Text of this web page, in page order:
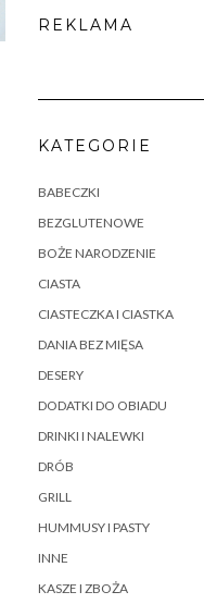
REKLAMA
KATEGORIE
BABECZKI
BEZGLUTENOWE
BOŻE NARODZENIE
CIASTA
CIASTECZKA I CIASTKA
DANIA BEZ MIĘSA
DESERY
DODATKI DO OBIADU
DRINKI I NALEWKI
DRÓB
GRILL
HUMMUSY I PASTY
INNE
KASZE I ZBOŻA